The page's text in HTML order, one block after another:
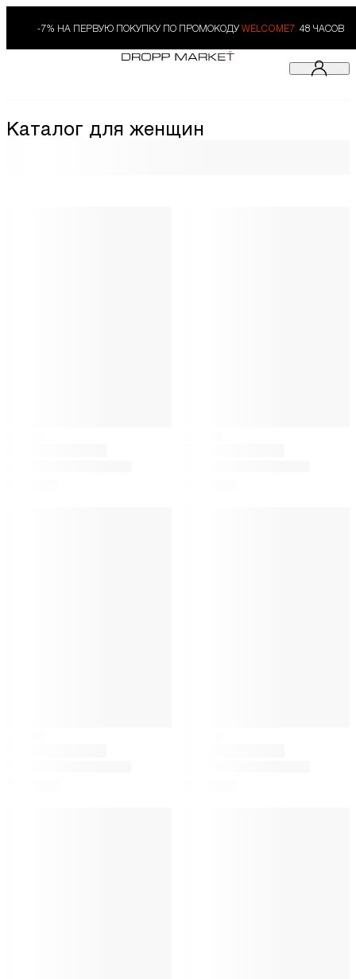
-7% НА ПЕРВУЮ ПОКУПКУ ПО ПРОМОКОДУ WELCOME7. 48 ЧАСОВ
Каталог для женщин